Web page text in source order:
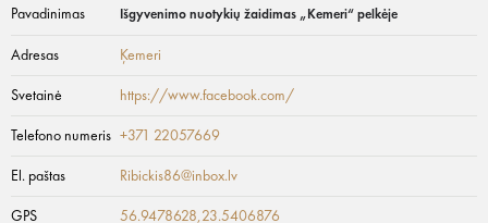
Pavadinimas Išgyvenimo nuotykių žaidimas „Kemeri“ pelkėje
Adresas Ķemeri
Svetainė https://www.facebook.com/
Telefono numeris +371 22057669
El. paštas Ribickis86@inbox.lv
GPS 56.9478628,23.5406876